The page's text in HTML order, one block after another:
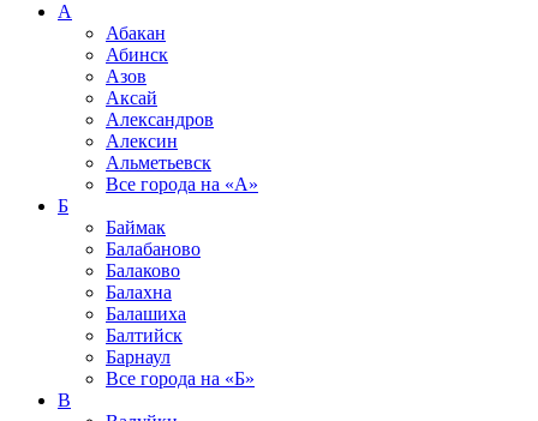
А
Абакан
Абинск
Азов
Аксай
Александров
Алексин
Альметьевск
Все города на «А»
Б
Баймак
Балабаново
Балаково
Балахна
Балашиха
Балтийск
Барнаул
Все города на «Б»
В